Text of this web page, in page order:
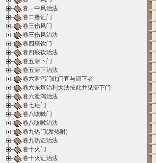
卷一中风治法
卷二痿证门
卷三伤风门
卷三伤风治法
卷四痰饮门
卷四痰饮治法
卷五滞下门
卷五滞下治法
卷六泄泻门此门宜与滞下者
卷六东垣治利大法按此并见滞下门
卷六泄泻治法
卷七疟门
卷八咳嗽门
卷八咳嗽治法
卷九热门(发热附)
卷九热证治法
卷十火门
卷十火证治法